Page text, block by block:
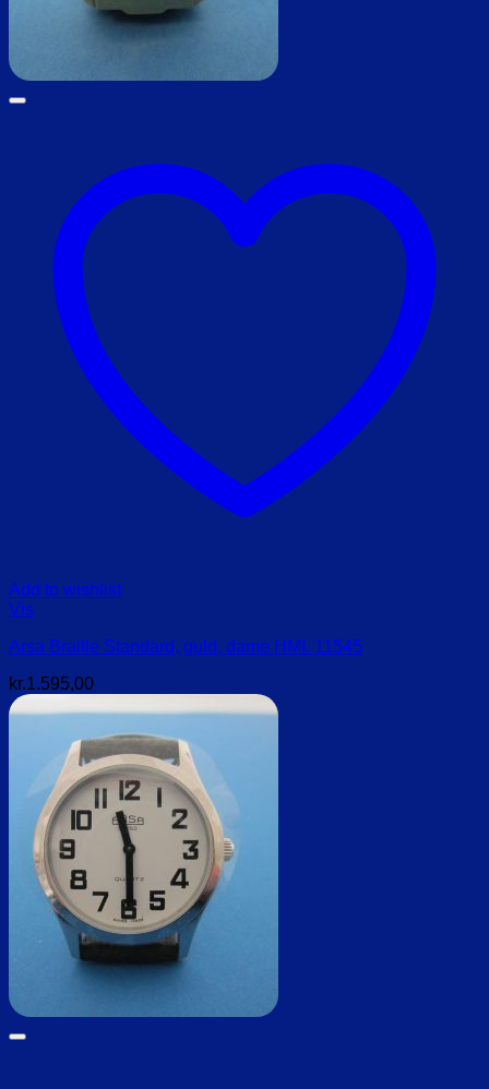
Add to wishlist
Vis
Arsa Braille Standard, guld, dame HMI. 11545
kr.1.595,00